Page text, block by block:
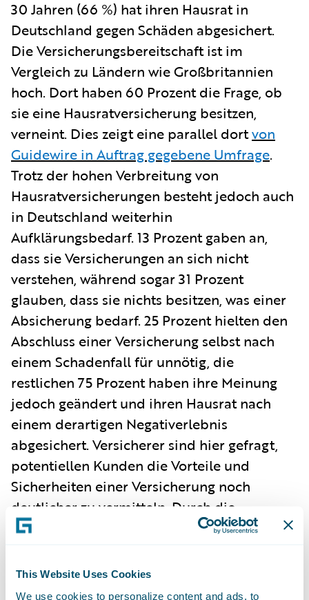
This Website Uses Cookies
We use cookies to personalize content and ads, to
30 Jahren (66 %) hat ihren Hausrat in
Deutschland gegen Schäden abgesichert.
Die Versicherungsbereitschaft ist im
Vergleich zu Ländern wie Großbritannien
hoch. Dort haben 60 Prozent die Frage, ob
sie eine Hausratversicherung besitzen,
verneint. Dies zeigt eine parallel dortvon
Guidewire in Auftrag gegebene Umfrage.
Trotz der hohen Verbreitung von
Hausratversicherungen besteht jedoch auch
in Deutschland weiterhin
Aufklärungsbedarf. 13 Prozent gaben an,
dass sie Versicherungen an sich nicht
verstehen, während sogar 31 Prozent
glauben, dass sie nichts besitzen, was einer
Absicherung bedarf. 25 Prozent hielten den
Abschluss einer Versicherung selbst nach
einem Schadenfall für unnötig, die
restlichen 75 Prozent haben ihre Meinung
jedoch geändert und ihren Hausrat nach
einem derartigen Negativerlebnis
abgesichert. Versicherer sind hier gefragt,
potentiellen Kunden die Vorteile und
Sicherheiten einer Versicherung noch
deutlicher zu vermitteln. Durch die
präventive Herangehensweise wird
einer Hausratversicherung profitieren und
Schäden an ihren Einrichtungs-, Gebrauchs-